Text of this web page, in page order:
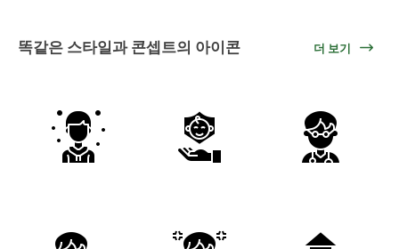
똑같은 스타일과 콘셉트의 아이콘 더 보기